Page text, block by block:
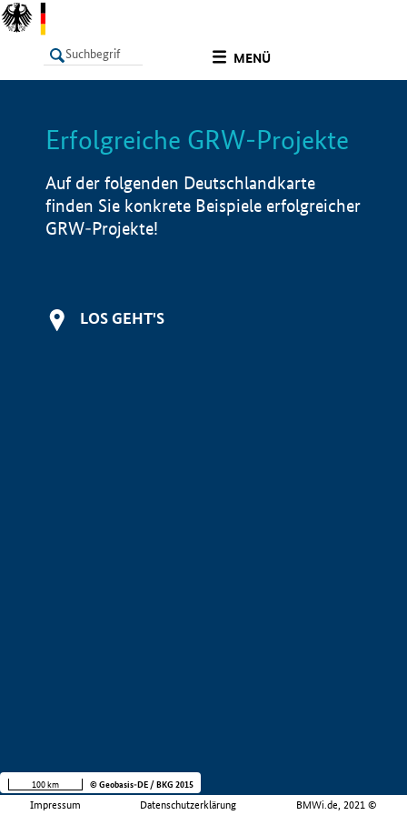
MENÜ
LISTE Info
Erfolgreiche GRW-Projekte
Auf der folgenden Deutschlandkarte
finden Sie konkrete Beispiele erfolgreicher
GRW-Projekte!
LOS GEHT'S
Impressum Datenschutzerklärung BMWi.de, 2021 ©
100 km © Geobasis-DE / BKG 2015